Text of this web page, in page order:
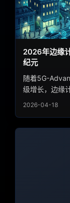
2026年边缘
纪元
随着5G-
级增长，边缘
2026-04-18